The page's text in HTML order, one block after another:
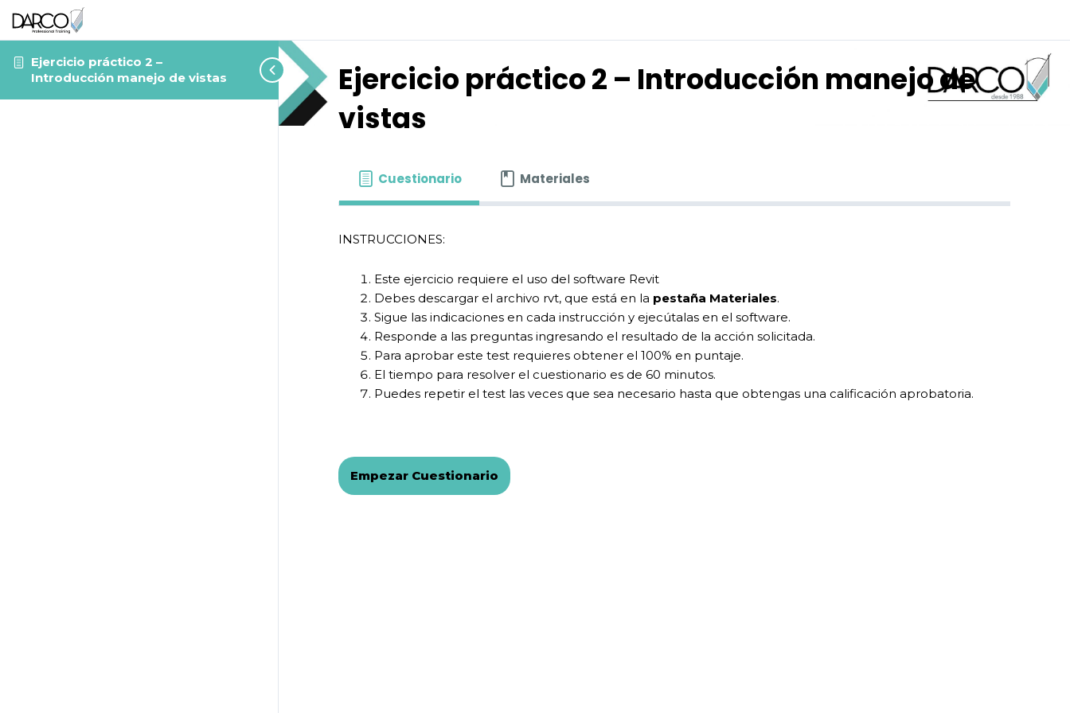
Ejercicio práctico 2 –
Introducción manejo de vistas
Ejercicio práctico 2 – Introducción manejo de
vistas
Cuestionario Materiales
INSTRUCCIONES:
Este ejercicio requiere el uso del software Revit
Debes descargar el archivo rvt, que está en la pestaña Materiales.
Sigue las indicaciones en cada instrucción y ejecútalas en el software.
Responde a las preguntas ingresando el resultado de la acción solicitada.
Para aprobar este test requieres obtener el 100% en puntaje.
El tiempo para resolver el cuestionario es de 60 minutos.
Puedes repetir el test las veces que sea necesario hasta que obtengas una calificación aprobatoria.